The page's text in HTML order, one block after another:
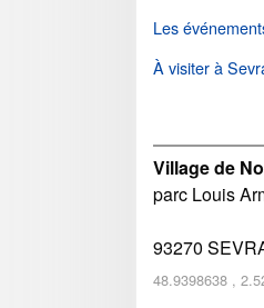
Les
À visiter à
Village de
parc Louis
93270
48.9398638 ,